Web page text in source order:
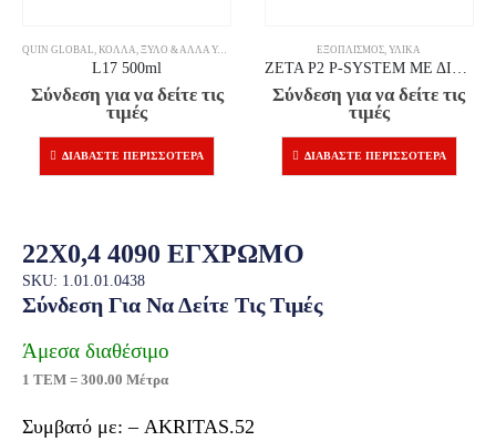
QUIN GLOBAL,ΚΌΛΛΑ,ΞΎΛΟ & ΆΛΛΑ ΥΛΙΚΆ
L17 500ml
Σύνδεση για να δείτε τις
τιμές
ΔΙΑΒΆΣΤΕ ΠΕΡΙΣΣΌΤΕΡΑ
ΕΞΟΠΛΙΣΜΌΣ,ΥΛΙΚΆ
ZETA P2 P-SYSTEM ΜΕ ΔΙΣΚΟ DP (ΔΙΑΜΑΝΤΙ)
Σύνδεση για να δείτε τις
τιμές
ΔΙΑΒΆΣΤΕ ΠΕΡΙΣΣΌΤΕΡΑ
22X0,4 4090 ΕΓΧΡΩΜΟ
SKU: 1.01.01.0438
Σύνδεση Για Να Δείτε Τις Τιμές
Άμεσα διαθέσιμο
1 ΤΕΜ = 300.00 Μέτρα
Συμβατό με: – AKRITAS.52